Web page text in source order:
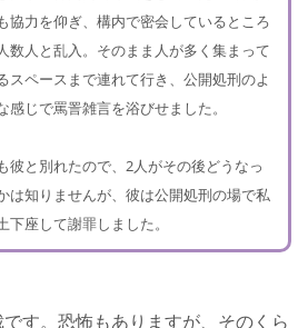
協力を仰ぎ、構内で密会しているところ
数人と乱入。そのまま人が多く集まって
スペースまで連れて行き、公開処刑のよ
感じで罵詈雑言を浴びせました。
彼と別れたので、2人がその後どうなっ
は知りませんが、彼は公開処刑の場で私
下座して謝罪しました。
す。恐怖もありますが、そのくら